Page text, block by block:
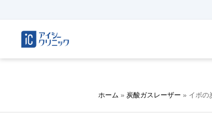
ホーム » 炭酸ガスレーザー » イボの